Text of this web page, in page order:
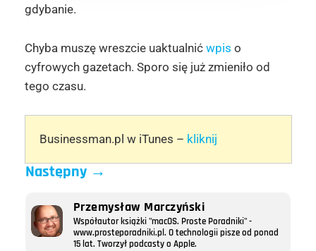
gdybanie.
Chyba muszę wreszcie uaktualnić wpis o
cyfrowych gazetach. Sporo się już zmieniło od
tego czasu.
Businessman.pl w iTunes – kliknij
Następny→
Przemysław Marczyński
Współautor książki "macOS. Proste Poradniki" -
www.prosteporadniki.pl. O technologii pisze od ponad
15 lat. Tworzył podcasty o Apple.